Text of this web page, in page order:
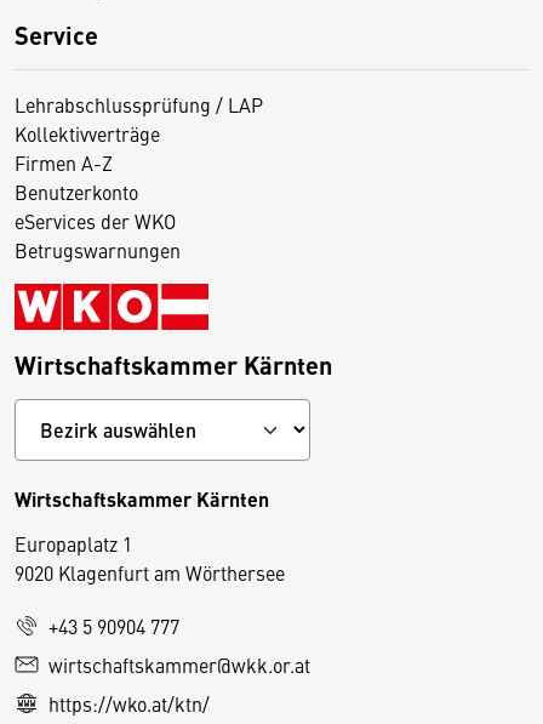
Service
Lehrabschlussprüfung / LAP
Kollektivverträge
Firmen A-Z
Benutzerkonto
eServices der WKO
Betrugswarnungen
Wirtschaftskammer Kärnten
Wirtschaftskammer Kärnten
Europaplatz 1
9020 Klagenfurt am Wörthersee
+43 5 90904 777
wirtschaftskammer@wkk.or.at
https://wko.at/ktn/
D
e